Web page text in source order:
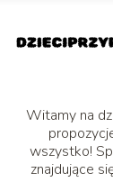
Witamy na
wszystko!
znajdujące